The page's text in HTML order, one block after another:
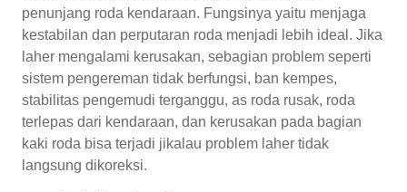
penunjang roda kendaraan. Fungsinya yaitu menjaga
kestabilan dan perputaran roda menjadi lebih ideal. Jika
laher mengalami kerusakan, sebagian problem seperti
sistem pengereman tidak berfungsi, ban kempes,
stabilitas pengemudi terganggu, as roda rusak, roda
terlepas dari kendaraan, dan kerusakan pada bagian
kaki roda bisa terjadi jikalau problem laher tidak
langsung dikoreksi.